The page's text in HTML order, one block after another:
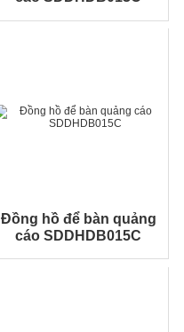
Đồng hồ để bàn quảng
cáo SDDHDB015C